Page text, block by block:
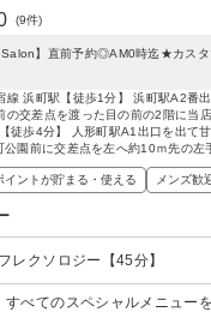
(9件)
】直前予約◎AM0時迄★カス
線 浜町駅【徒歩1分】 浜町駅A2番
の交差点を渡った目の前の2階に当
徒歩4分】 人形町駅A1出口を出て
園前に交差点を左へ約10ｍ先の左
イントが貯まる・使える メンズ歓
レクソロジー【45分】
すべてのスペシャルメニュー